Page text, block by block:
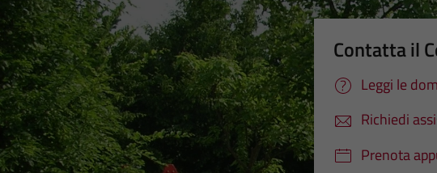
Contatta il
Leggi le
Richiedi
Prenota